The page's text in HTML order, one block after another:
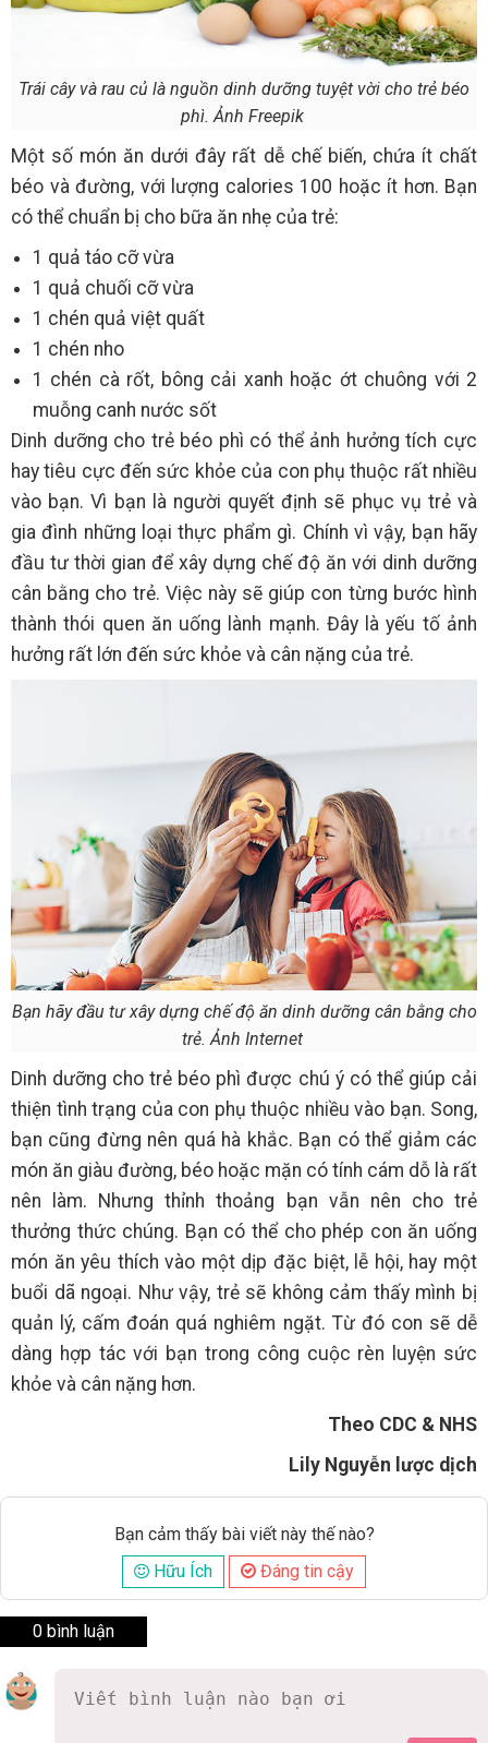
Trái cây và rau củ là nguồn dinh dưỡng tuyệt vời cho trẻ béo
phì. Ảnh Freepik
Một số món ăn dưới đây rất dễ chế biến, chứa ít chất
béo và đường, với lượng calories 100 hoặc ít hơn. Bạn
có thể chuẩn bị cho bữa ăn nhẹ của trẻ:
1 quả táo cỡ vừa
1 quả chuối cỡ vừa
1 chén quả việt quất
1 chén nho
1 chén cà rốt, bông cải xanh hoặc ớt chuông với 2
muỗng canh nước sốt
Dinh dưỡng cho trẻ béo phì có thể ảnh hưởng tích cực
hay tiêu cực đến sức khỏe của con phụ thuộc rất nhiều
vào bạn. Vì bạn là người quyết định sẽ phục vụ trẻ và
gia đình những loại thực phẩm gì. Chính vì vậy, bạn hãy
đầu tư thời gian để xây dựng chế độ ăn với dinh dưỡng
cân bằng cho trẻ. Việc này sẽ giúp con từng bước hình
thành thói quen ăn uống lành mạnh. Đây là yếu tố ảnh
hưởng rất lớn đến sức khỏe và cân nặng của trẻ.
Bạn hãy đầu tư xây dựng chế độ ăn dinh dưỡng cân bằng cho
trẻ. Ảnh Internet
Dinh dưỡng cho trẻ béo phì được chú ý có thể giúp cải
thiện tình trạng của con phụ thuộc nhiều vào bạn. Song,
bạn cũng đừng nên quá hà khắc. Bạn có thể giảm các
món ăn giàu đường, béo hoặc mặn có tính cám dỗ là rất
nên làm. Nhưng thỉnh thoảng bạn vẫn nên cho trẻ
thưởng thức chúng. Bạn có thể cho phép con ăn uống
món ăn yêu thích vào một dịp đặc biệt, lễ hội, hay một
buổi dã ngoại. Như vậy, trẻ sẽ không cảm thấy mình bị
quản lý, cấm đoán quá nghiêm ngặt. Từ đó con sẽ dễ
dàng hợp tác với bạn trong công cuộc rèn luyện sức
khỏe và cân nặng hơn.
Theo CDC & NHS
Lily Nguyễn lược dịch
Bạn cảm thấy bài viết này thế nào?
Hữu Ích
Đáng tin cậy
0 bình luận